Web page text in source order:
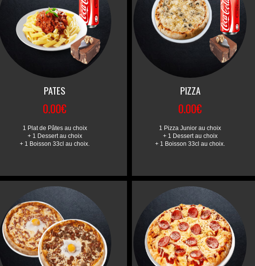
PATES
0.00€
1 Plat de Pâtes au choix
+ 1 Dessert au choix
+ 1 Boisson 33cl au choix.
PIZZA
0.00€
1 Pizza Junior au choix
+ 1 Dessert au choix
+ 1 Boisson 33cl au choix.